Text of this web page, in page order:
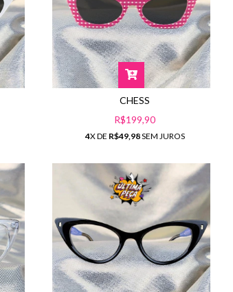
CHESS
R$199,90
4X DE R$49,98SEM JUROS